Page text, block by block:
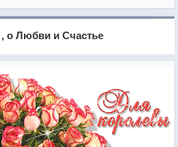
, о Любви и Счастье